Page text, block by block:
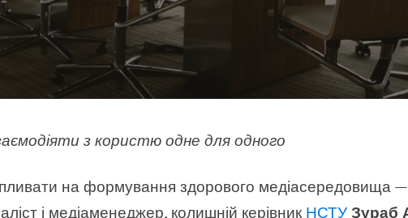
з користю одне для одного
на формування здорового медіасередовища
і медіаменеджер, колишній керівник НСТУ Зураб